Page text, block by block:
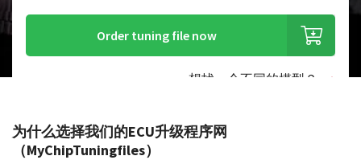
Order tuning file now
想找一个不同的模型？
为什么选择我们的ECU升级程序网
（MyChipTuningfiles）